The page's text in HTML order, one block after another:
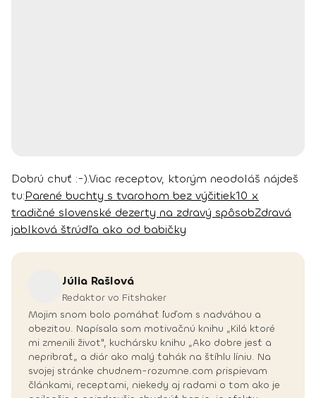
Dobrú chuť :-).Viac receptov, ktorým neodoláš nájdeš
tu:Parené buchty s tvarohom bez výčitiek10 x
tradičné slovenské dezerty na zdravý spôsobZdravá
jablková štrúdľa ako od babičky
Júlia Rašlová
Redaktor vo Fitshaker
Mojim snom bolo pomáhať ľuďom s nadváhou a
obezitou. Napísala som motivačnú knihu „Kilá ktoré
mi zmenili život", kuchársku knihu „Ako dobre jesť a
nepribrať„ a diár ako malý ťahák na štíhlu líniu. Na
svojej stránke chudnem-rozumne.com prispievam
článkami, receptami, niekedy aj radami o tom ako je